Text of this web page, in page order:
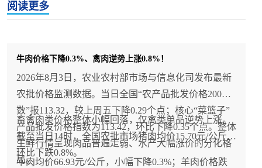
阅读更多
牛肉价格下降0.3%、禽肉逆势上涨0.8%！
2026年8月3日，农业农村部市场与信息化司发布最新
农批价格监测数据。当日全国“农产品批发价格200指
数”报113.32，较上周五下降0.29个点；核心“菜篮子”
产品批发价格指数为113.42，环比下降0.35个点。整体
生鲜行情呈现肉品普遍走弱、水产大幅涨价的分化格
局。
畜禽肉类价格整体小幅回落，仅禽类单品逆势上涨。
截至当日14时，全国农批市场猪肉均价15.70元/公斤，
环比下跌0.8%。
牛肉均价66.93元/公斤，小幅下降0.3%；羊肉价格跌